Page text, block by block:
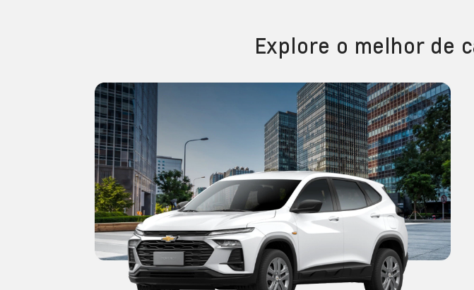
Explore o melhor de